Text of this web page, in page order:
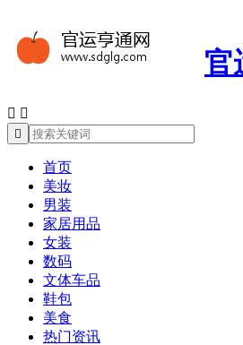
官
 

首页
美妆
男装
家居用品
女装
数码
文体车品
鞋包
美食
热门资讯